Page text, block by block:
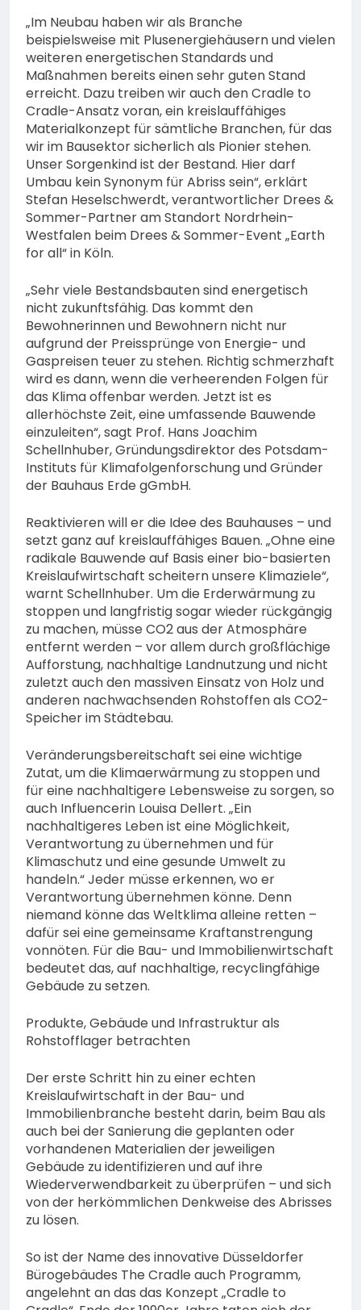
„Im Neubau haben wir als Branche
beispielsweise mit Plusenergiehäusern und vielen
weiteren energetischen Standards und
Maßnahmen bereits einen sehr guten Stand
erreicht. Dazu treiben wir auch den Cradle to
Cradle-Ansatz voran, ein kreislauffähiges
Materialkonzept für sämtliche Branchen, für das
wir im Bausektor sicherlich als Pionier stehen.
Unser Sorgenkind ist der Bestand. Hier darf
Umbau kein Synonym für Abriss sein“, erklärt
Stefan Heselschwerdt, verantwortlicher Drees &
Sommer-Partner am Standort Nordrhein-
Westfalen beim Drees & Sommer-Event „Earth
for all“ in Köln.
„Sehr viele Bestandsbauten sind energetisch
nicht zukunftsfähig. Das kommt den
Bewohnerinnen und Bewohnern nicht nur
aufgrund der Preissprünge von Energie- und
Gaspreisen teuer zu stehen. Richtig schmerzhaft
wird es dann, wenn die verheerenden Folgen für
das Klima offenbar werden. Jetzt ist es
allerhöchste Zeit, eine umfassende Bauwende
einzuleiten“, sagt Prof. Hans Joachim
Schellnhuber, Gründungsdirektor des Potsdam-
Instituts für Klimafolgenforschung und Gründer
der Bauhaus Erde gGmbH.
Reaktivieren will er die Idee des Bauhauses – und
setzt ganz auf kreislauffähiges Bauen. „Ohne eine
radikale Bauwende auf Basis einer bio-basierten
Kreislaufwirtschaft scheitern unsere Klimaziele“,
warnt Schellnhuber. Um die Erderwärmung zu
stoppen und langfristig sogar wieder rückgängig
zu machen, müsse CO2 aus der Atmosphäre
entfernt werden – vor allem durch großflächige
Aufforstung, nachhaltige Landnutzung und nicht
zuletzt auch den massiven Einsatz von Holz und
anderen nachwachsenden Rohstoffen als CO2-
Speicher im Städtebau.
Veränderungsbereitschaft sei eine wichtige
Zutat, um die Klimaerwärmung zu stoppen und
für eine nachhaltigere Lebensweise zu sorgen, so
auch Influencerin Louisa Dellert. „Ein
nachhaltigeres Leben ist eine Möglichkeit,
Verantwortung zu übernehmen und für
Klimaschutz und eine gesunde Umwelt zu
handeln.“ Jeder müsse erkennen, wo er
Verantwortung übernehmen könne. Denn
niemand könne das Weltklima alleine retten –
dafür sei eine gemeinsame Kraftanstrengung
vonnöten. Für die Bau- und Immobilienwirtschaft
bedeutet das, auf nachhaltige, recyclingfähige
Gebäude zu setzen.
Produkte, Gebäude und Infrastruktur als
Rohstofflager betrachten
Der erste Schritt hin zu einer echten
Kreislaufwirtschaft in der Bau- und
Immobilienbranche besteht darin, beim Bau als
auch bei der Sanierung die geplanten oder
vorhandenen Materialien der jeweiligen
Gebäude zu identifizieren und auf ihre
Wiederverwendbarkeit zu überprüfen – und sich
von der herkömmlichen Denkweise des Abrisses
zu lösen.
So ist der Name des innovative Düsseldorfer
Bürogebäudes The Cradle auch Programm,
angelehnt an das das Konzept „Cradle to